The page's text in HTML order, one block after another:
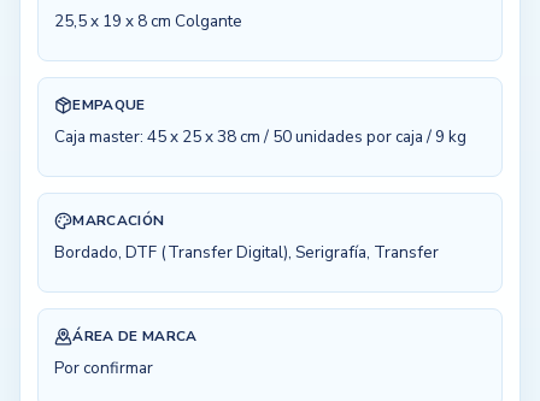
25,5 x 19 x 8 cm Colgante
EMPAQUE
Caja master: 45 x 25 x 38 cm / 50 unidades por caja / 9 kg
MARCACIÓN
Bordado, DTF (Transfer Digital), Serigrafía, Transfer
ÁREA DE MARCA
Por confirmar